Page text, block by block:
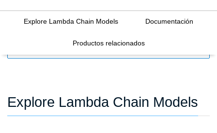
Explore Lambda Chain Models Documentación
Productos relacionados
Explore Lambda Chain Models